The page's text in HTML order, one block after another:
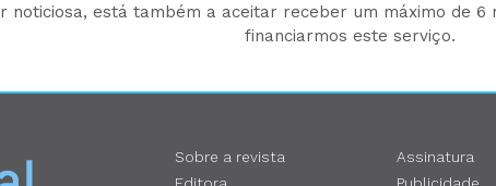
noticiosa, está também a aceitar receber um máximo de
financiarmos este serviço.
Sobre a revista
Editora
Assinatura
Publicidade